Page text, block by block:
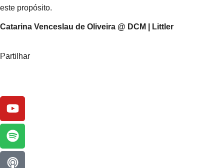
este propósito.
Catarina Venceslau de Oliveira @ DCM | Littler
Partilhar